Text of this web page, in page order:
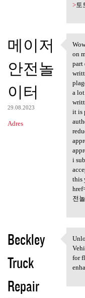
>토
메이저
안전놀
이터
29.08.2023
Adres
on
part
a
it is
i
this
전
Beckley
Truck
Repair
for